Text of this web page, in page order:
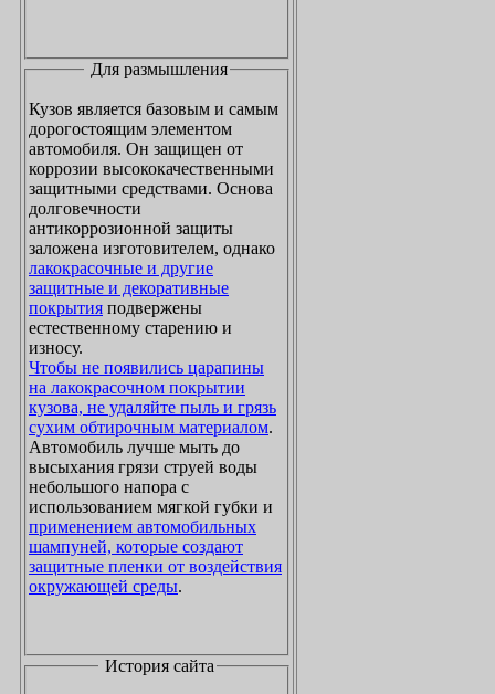
Для размышления
Кузов является базовым и самым
дорогостоящим элементом
автомобиля. Он защищен от
коррозии высококачественными
защитными средствами. Основа
долговечности
антикоррозионной защиты
заложена изготовителем, однако
лакокрасочные и другие
защитные и декоративные
покрытия подвержены
естественному старению и
износу.
Чтобы не появились царапины
на лакокрасочном покрытии
кузова, не удаляйте пыль и грязь
сухим обтирочным материалом.
Автомобиль лучше мыть до
высыхания грязи струей воды
небольшого напора с
использованием мягкой губки и
применением автомобильных
шампуней, которые создают
защитные пленки от воздействия
окружающей среды.
История сайта